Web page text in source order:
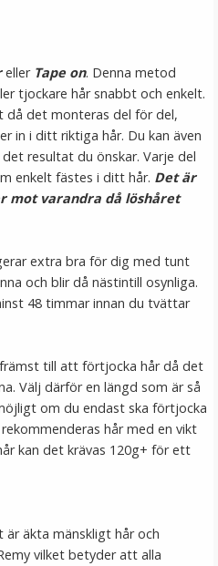
eller Tape on. Denna metod
tjockare hår snabbt och enkelt.
det monteras del för del,
in i ditt riktiga hår. Du kan även
resultat du önskar. Varje del
enkelt fästes i ditt hår. Det är
mot varandra då löshåret
extra bra för dig med tunt
och blir då nästintill osynliga.
48 timmar innan du tvättar
till att förtjocka hår då det
Välj därför en längd som är så
om du endast ska förtjocka
hår med en vikt
kan det krävas 120g+ för ett
är äkta mänskligt hår och
vilket betyder att alla